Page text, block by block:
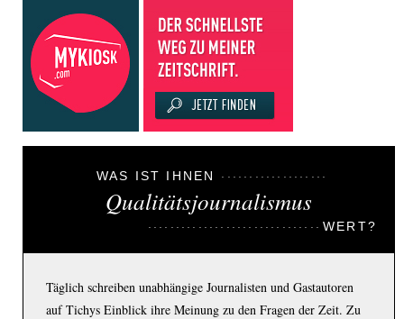
WAS IST IHNEN
Qualitätsjournalismus
WERT?
Täglich schreiben unabhängige Journalisten und Gastautoren
auf Tichys Einblick ihre Meinung zu den Fragen der Zeit. Zu